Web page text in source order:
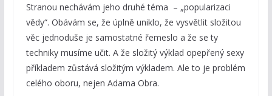
Stranou nechávám jeho druhé téma – „popularizaci
vědy“. Obávám se, že úplně uniklo, že vysvětlit složitou
věc jednoduše je samostatné řemeslo a že se ty
techniky musíme učit. A že složitý výklad opepřený sexy
příkladem zůstává složitým výkladem. Ale to je problém
celého oboru, nejen Adama Obra.